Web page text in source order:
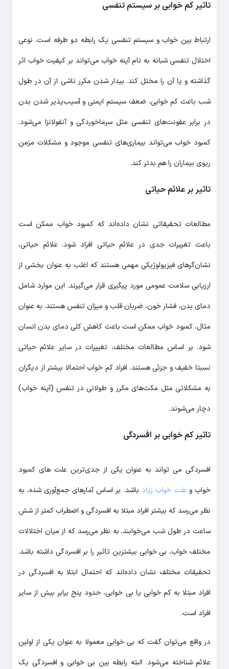
تاثیر کم خوابی بر سیستم تنفسی
ارتباط بین خواب و سیستم تنفسی یک رابطه دو طرفه است. نوعی
اختلال تنفسی شبانه به نام آپنه خواب می‌تواند بر کیفیت خواب اثر
گذاشته و یا آن را مختل کند. بیدار شدن مکرر ناشی از آن در طول
شب باعث کم خوابی، ضعف سیستم ایمنی و آسیب‌پذیر شدن بدن
در برابر عفونت‌های تنفسی مثل سرماخوردگی و آنفولانزا می‌شود.
کمبود خواب می‌تواند بیماری‌های تنفسی موجود و مشکلات مزمن
ریوی بیماران را هم بدتر کند.
تاثیر بر علائم حیاتی
مطالعات تحقیقاتی نشان داده‌اند که کمبود خواب ممکن است
باعث تغییرات جدی در علائم حیاتی افراد شود. علائم حیاتی،
نشان‌گرهای فیزیولوژیکی مهمی هستند که اغلب به عنوان بخشی از
ارزیابی سلامت عمومی مورد پیگیری قرار می‌گیرند. این موارد شامل
دمای بدن، فشار خون، ضربان قلب و میزان تنفس هستند. به عنوان
مثال، کمبود خواب ممکن است باعث کاهش کلی دمای بدن انسان
شود. بر اساس مطالعات مختلف، تغییرات در سایر علائم حیاتی
نسبتا خفیف و جزئی هستند. افراد کم خواب احتمالا بیشتر از دیگران
به مشکلاتی مثل مکث‌های مکرر و طولانی در تنفس (آپنه خواب)
دچار می‌شوند.
تاثیر کم خوابی بر افسردگی
افسردگی می تواند به عنوان یکی از جدی‌ترین علت های کمبود
خواب وعلت خواب زیاد باشد. بر اساس آمارهای جمع‌آوری شده، به
نظر می‌رسد که بیشتر افراد مبتلا به افسردگی و اضطراب کمتر از شش
ساعت در طول شب می‌خوابند. به نظر می‌رسد که از میان اختلالات
مختلف خواب، بی خوابی بیشترین تاثیر را بر افسردگی داشته باشد.
تحقیقات مختلف نشان داده‌اند که احتمال ابتلا به افسردگی در
افراد مبتلا به کم خوابی یا بی خوابی، حدود پنج برابر بیش از سایر
افراد است.
در واقع می‌توان گفت که بی خوابی معمولا به عنوان یکی از اولین
علائم شناخته می‌شود. البته رابطه بین بی خوابی و افسردگی یک